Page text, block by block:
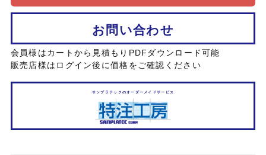
サンプラテックのオーダーメイドサービス
お問い合わせ
会員様はカートから見積もりPDFダウンロード可能
販売店様はログイン後に価格をご確認ください